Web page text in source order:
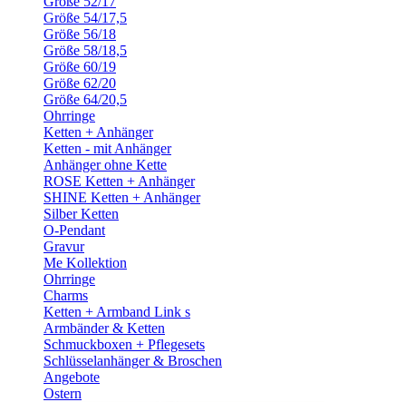
Größe 54/17,5
Größe 56/18
Größe 58/18,5
Größe 60/19
Größe 62/20
Größe 64/20,5
Ohrringe
Ketten + Anhänger
Ketten - mit Anhänger
Anhänger ohne Kette
ROSE Ketten + Anhänger
SHINE Ketten + Anhänger
Silber Ketten
O-Pendant
Gravur
Me Kollektion
Ohrringe
Charms
Ketten + Armband Link s
Armbänder & Ketten
Schmuckboxen + Pflegesets
Schlüsselanhänger & Broschen
Angebote
Ostern